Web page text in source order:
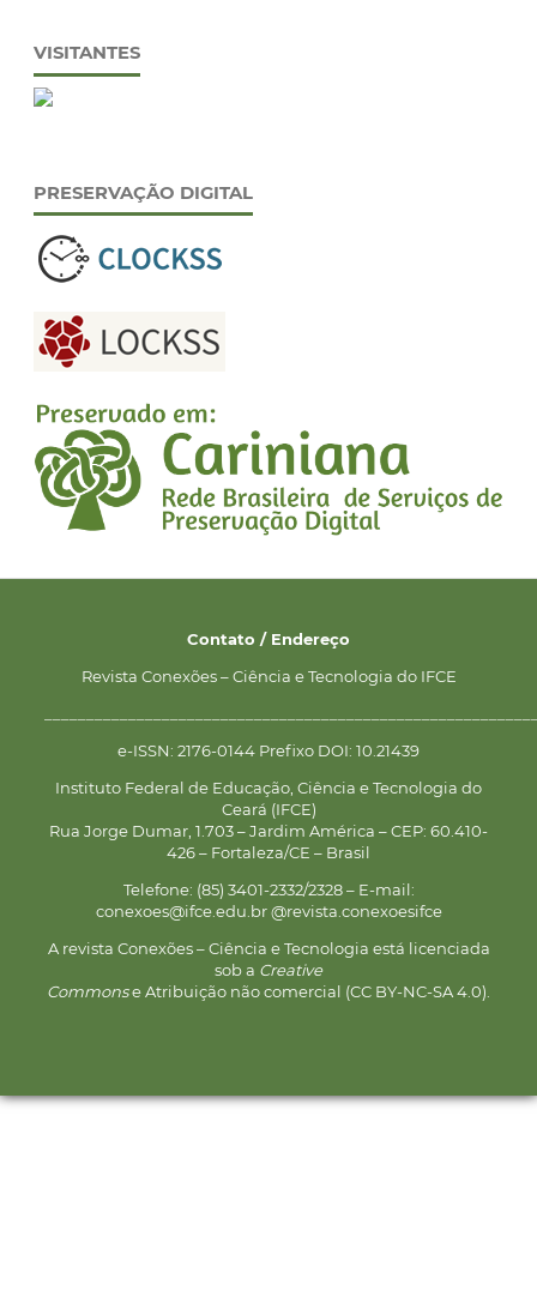
VISITANTES
PRESERVAÇÃO DIGITAL
Contato / Endereço
Revista Conexões – Ciência e Tecnologia do IFCE
e-ISSN: 2176-0144 Prefixo DOI: 10.21439
Instituto Federal de Educação, Ciência e Tecnologia do
Ceará (IFCE)
Rua Jorge Dumar, 1.703 – Jardim América – CEP: 60.410-
426 – Fortaleza/CE – Brasil
Telefone: (85) 3401-2332/2328 – E-mail:
conexoes@ifce.edu.br @revista.conexoesifce
A revista Conexões – Ciência e Tecnologia está licenciada
sob a Creative
Commonse Atribuição não comercial (CC BY-NC-SA 4.0).